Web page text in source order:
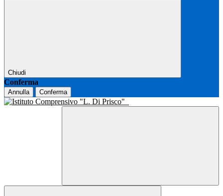
Chiudi
Conferma
Annulla Conferma